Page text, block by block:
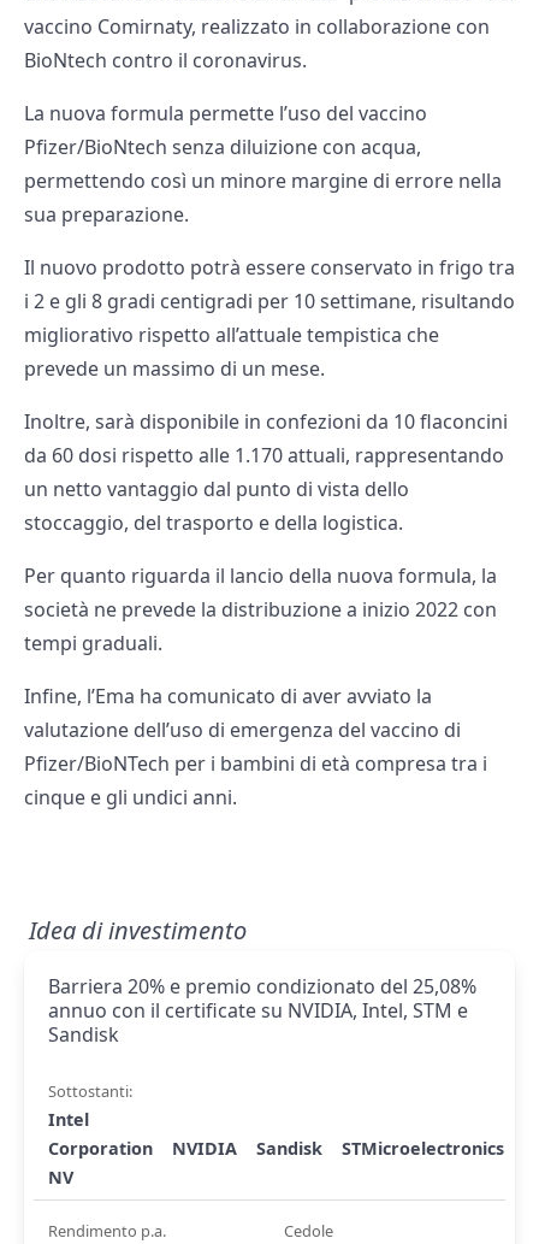
vaccino Comirnaty, realizzato in collaborazione con
BioNtech contro il coronavirus.
La nuova formula permette l’uso del vaccino
Pfizer/BioNtech senza diluizione con acqua,
permettendo così un minore margine di errore nella
sua preparazione.
Il nuovo prodotto potrà essere conservato in frigo tra
i 2 e gli 8 gradi centigradi per 10 settimane, risultando
migliorativo rispetto all’attuale tempistica che
prevede un massimo di un mese.
Inoltre, sarà disponibile in confezioni da 10 flaconcini
da 60 dosi rispetto alle 1.170 attuali, rappresentando
un netto vantaggio dal punto di vista dello
stoccaggio, del trasporto e della logistica.
Per quanto riguarda il lancio della nuova formula, la
società ne prevede la distribuzione a inizio 2022 con
tempi graduali.
Infine, l’Ema ha comunicato di aver avviato la
valutazione dell’uso di emergenza del vaccino di
Pfizer/BioNTech per i bambini di età compresa tra i
cinque e gli undici anni.
Idea di investimento
Barriera 20% e premio condizionato del 25,08%
annuo con il certificate su NVIDIA, Intel, STM e
Sandisk
Sottostanti:
Intel
Corporation
NVIDIA Sandisk
STMicroelectronics
NV
Rendimento p.a. Cedole